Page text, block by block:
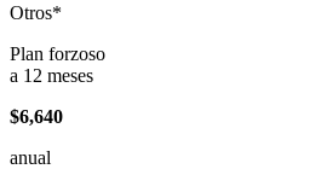
Otros*
Plan forzoso
a 12 meses
$6,640
anual